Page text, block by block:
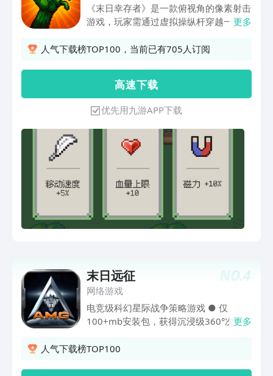
《末日幸存者》是一款俯视角的像素射击
游戏，玩家需通过虚拟操纵杆穿越一波又
击，角色会自动瞄准附近的敌人，这款游
取物品来收集金币和水晶，用于提升武
器、解锁新技能以及增强整体的生存能
力。
更多
人气下载榜TOP100，当前已有705人订阅
高 速 下 载
优先用九游APP下载
NO.4
末日远征
网络游戏
电竞级科幻星际战争策略游戏 ● 仅
100+mb安装包，获得沉浸级360°次世
队，指挥上百艘战舰同屏激战，畅享战争
更多
人气下载榜TOP100